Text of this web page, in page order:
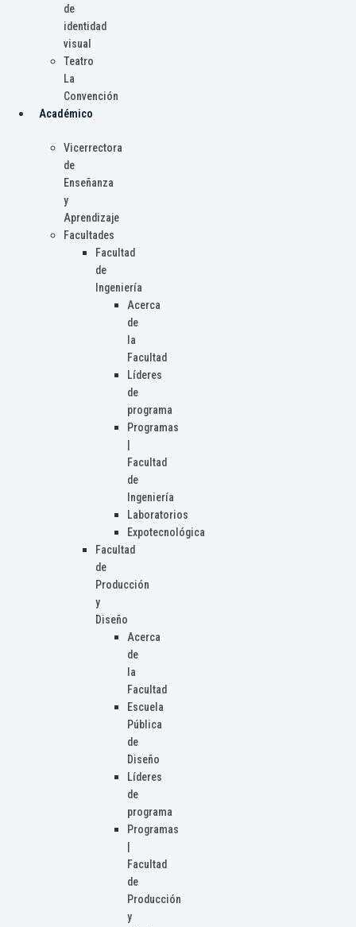
de
identidad
visual
Teatro
La
Convención
Académico
Vicerrectora
de
Enseñanza
y
Aprendizaje
Facultades
Facultad
de
Ingeniería
Acerca
de
la
Facultad
Líderes
de
programa
Programas
Facultad
de
Ingeniería
Laboratorios
Expotecnológica
Facultad
de
Producción
y
Diseño
Acerca
de
la
Facultad
Escuela
Pública
de
Diseño
Líderes
de
programa
Programas
Facultad
de
Producción
y